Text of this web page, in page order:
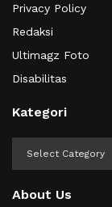
Privacy Policy
Redaksi
Ultimagz Foto
Disabilitas
Kategori
About Us